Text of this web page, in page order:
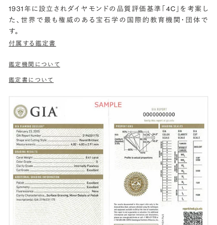
1931年に設立されダイヤモンドの品質評価基準「4C」を考案し
た、世界で最も権威のある宝石学の国際的教育機関・団体で
す。
付属する鑑定書
鑑定機関について
鑑定書について